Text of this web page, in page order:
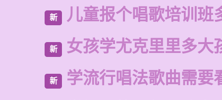
新 儿童报个唱歌培训班
新 女孩学尤克里里多大
新 学流行唱法歌曲需要